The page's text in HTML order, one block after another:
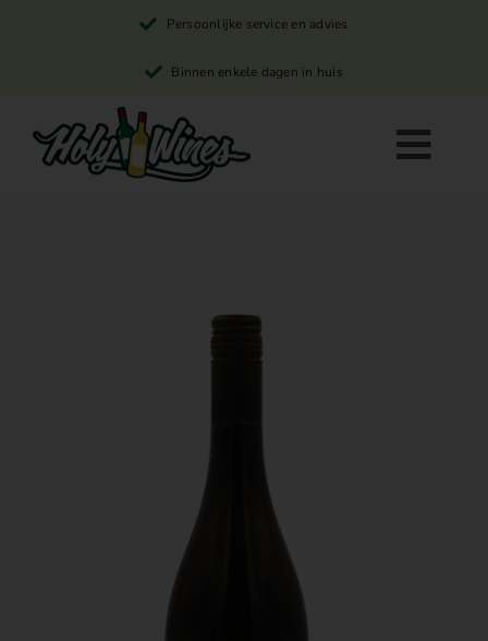
Persoonlijke service en advies
Binnen enkele dagen in huis